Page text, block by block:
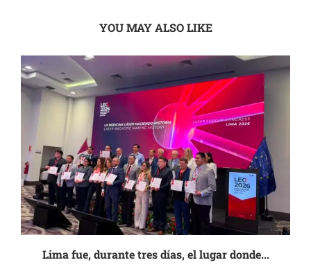
YOU MAY ALSO LIKE
Lima fue, durante tres días, el lugar donde...